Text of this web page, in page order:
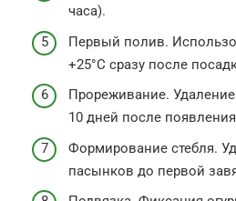
часа).
Первый полив.
+25°C сразу после
Прореживание.
10 дней после
Формирование стебля.
пасынков до первой